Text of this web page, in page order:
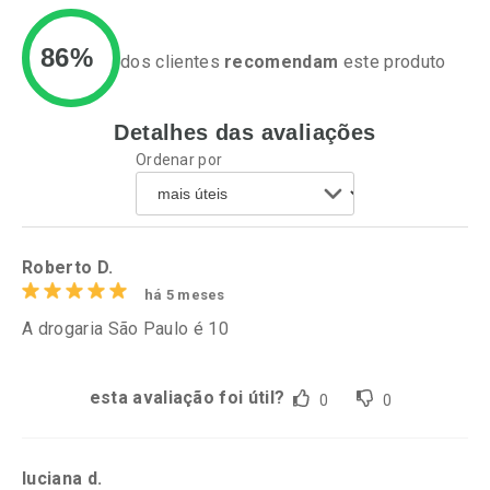
Ativar Desconto
Comprar sem Desconto
Por R$ 20,48/cada
Comprar sem Desconto
Ativar Desconto
Comprar sem Desconto
Por R$ 14,90/cada
86% dos clientes recomendam este produto
Detalhes das avaliações
Ordenar por
Roberto D.
há 5 meses
A drogaria São Paulo é 10
esta avaliação foi útil? 0 0
luciana d.